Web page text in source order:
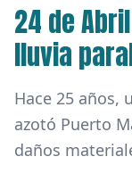
24 de
lluvia
Hace 25 años,
azotó Puerto
daños